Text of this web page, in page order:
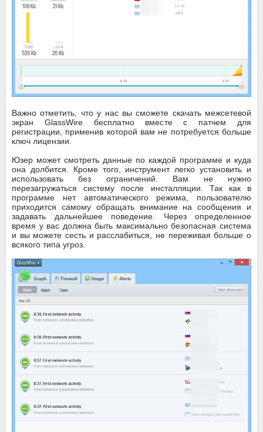
Важно отметить, что у нас вы сможете скачать межсетевой
экран GlassWire бесплатно вместе с патчем для
регистрации, применив которой вам не потребуется больше
ключ лицензии.
Юзер может смотреть данные по каждой программе и куда
она долбится. Кроме того, инструмент легко установить и
использовать без ограничений. Вам не нужно
перезагружаться систему после инсталляции. Так как в
программе нет автоматического режима, пользователю
приходится самому обращать внимание на сообщения и
задавать дальнейшее поведение. Через определенное
время у вас должна быть максимально безопасная система
и вы можете сесть и расслабиться, не переживая больше о
всякого типа угроз.